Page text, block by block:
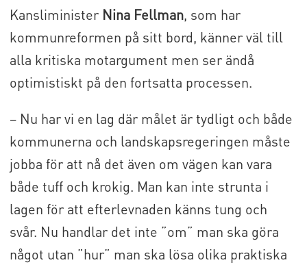
Kansliminister Nina Fellman, som har
kommunreformen på sitt bord, känner väl till
alla kritiska motargument men ser ändå
optimistiskt på den fortsatta processen.
– Nu har vi en lag där målet är tydligt och både
kommunerna och landskapsregeringen måste
jobba för att nå det även om vägen kan vara
både tuff och krokig. Man kan inte strunta i
lagen för att efterlevnaden känns tung och
svår. Nu handlar det inte ”om” man ska göra
något utan ”hur” man ska lösa olika praktiska